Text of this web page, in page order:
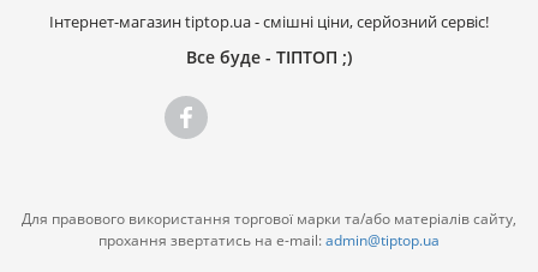
Інтернет-магазин tiptop.ua - смішні ціни, серйозний сервіс!
Все буде - ТІПТОП ;)
Для правового використання торгової марки та/або матеріалів сайту,
прохання звертатись на e-mail:admin@tiptop.ua